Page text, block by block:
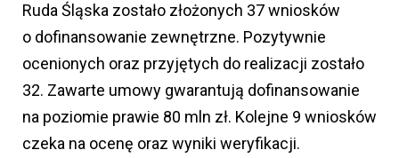
Ruda Śląska zostało złożonych 37 wniosków
o dofinansowanie zewnętrzne. Pozytywnie
ocenionych oraz przyjętych do realizacji zostało
32. Zawarte umowy gwarantują dofinansowanie
na poziomie prawie 80 mln zł. Kolejne 9 wniosków
czeka na ocenę oraz wyniki weryfikacji.